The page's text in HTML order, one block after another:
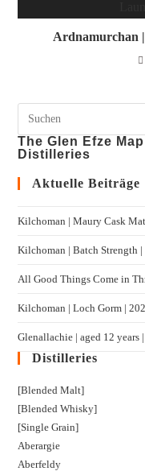
Ardnamurchan
The Glen Efze
Distilleries
Aktuelle Beiträge
Kilchoman | Maury Cask
Kilchoman | Batch Strength
All Good Things Come in
Kilchoman | Loch Gorm​ |
Glenallachie | aged 12 years
Distilleries
[Blended Malt]
[Blended Whisky]
[Single Grain]
Aberargie
Aberfeldy